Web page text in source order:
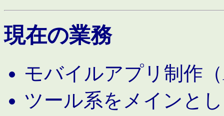
現在の業務
モバイルアプリ制作
ツール系をメインと